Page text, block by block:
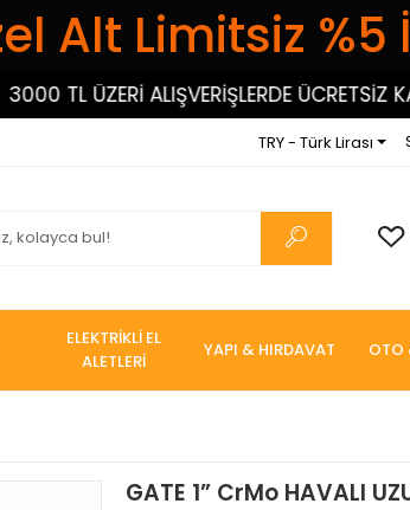
Alt Limitsiz
ÜZERİ ALIŞVERİŞLERDE ÜCRETSİZ
TRY - Türk Lirası
ELEKTRİKLİ EL
ALETLERİ
YAPI & HIRDAVAT OTO
GATE 1” CrMo HAVALI